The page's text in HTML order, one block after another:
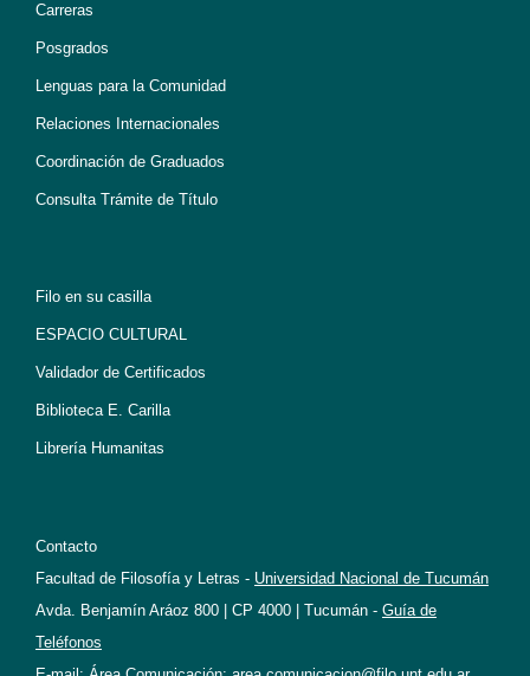
Carreras
Posgrados
Lenguas para la Comunidad
Relaciones Internacionales
Coordinación de Graduados
Consulta Trámite de Título
Filo en su casilla
ESPACIO CULTURAL
Validador de Certificados
Biblioteca E. Carilla
Librería Humanitas
Contacto
Facultad de Filosofía y Letras - Universidad Nacional de Tucumán
Avda. Benjamín Aráoz 800 | CP 4000 | Tucumán - Guía de
Teléfonos